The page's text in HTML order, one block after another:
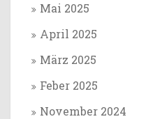
Mai 2025
April 2025
März 2025
Feber 2025
November 2024